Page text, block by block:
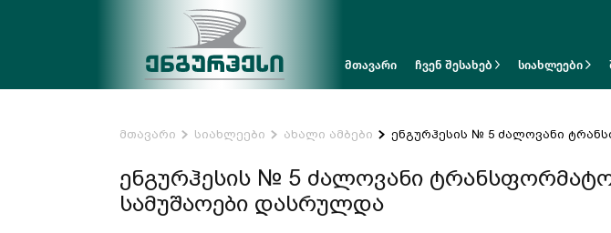
მთავარი ჩვენ შესახებ სიახლეები
მთავარი სიახლეები ახალი ამბები ენგურჰესის № 5 ძალოვანი
ენგურჰესის № 5 ძალოვანი
სამუშაოები დასრულდა